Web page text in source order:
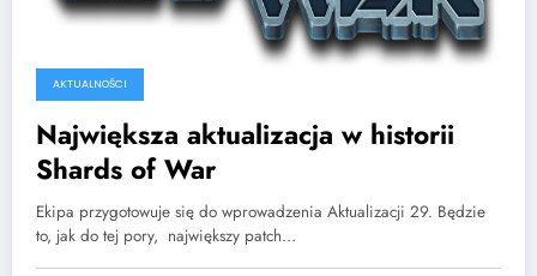
AKTUALNOŚCI
Największa aktualizacja w historii
Shards of War
Ekipa przygotowuje się do wprowadzenia Aktualizacji 29. Będzie
to, jak do tej pory, największy patch…